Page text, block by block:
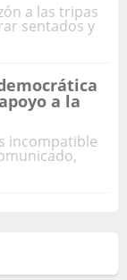
a las tripas
sentados y
a la
incompatible